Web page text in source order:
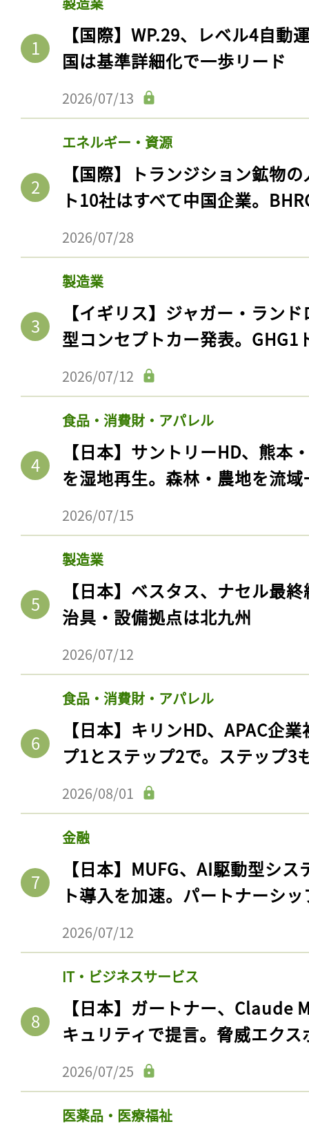
【国際】WP.29、レベル4自動
国は基準詳細化で一歩リード
2026/07/13
エネルギー・資源
【国際】トランジション鉱物
ト10社はすべて中国企業。
2026/07/28
製造業
【イギリス】ジャガー・ラン
型コンセプトカー発表。GHG1
2026/07/12
食品・消費財・アパレル
【日本】サントリーHD、熊本
を湿地再生。森林・農地を流
2026/07/15
製造業
【日本】ベスタス、ナセル最
治具・設備拠点は北九州
2026/07/12
食品・消費財・アパレル
【日本】キリンHD、APAC企
プ1とステップ2で。ステップ3
2026/08/01
金融
【日本】MUFG、AI駆動型シ
ト導入を加速。パートナーシ
2026/07/12
IT・ビジネスサービス
【日本】ガートナー、Claude
キュリティで提言。脅威エク
2026/07/25
医薬品・医療福祉
ログインが必
ログイン
会員登録